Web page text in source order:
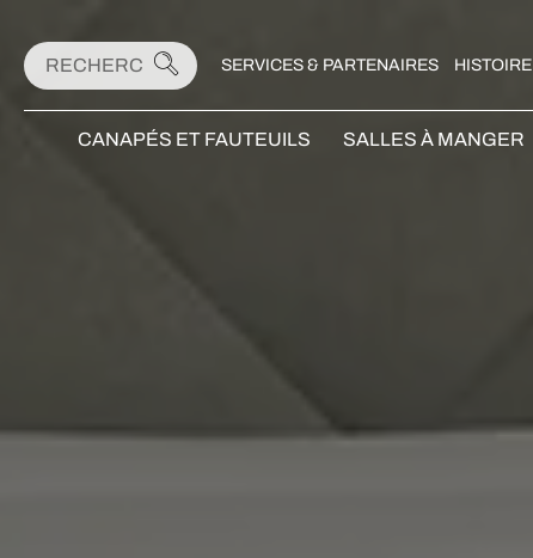
SERVICES & PARTENAIRES HISTOIRE
CANAPÉS ET FAUTEUILS SALLES À MANGER